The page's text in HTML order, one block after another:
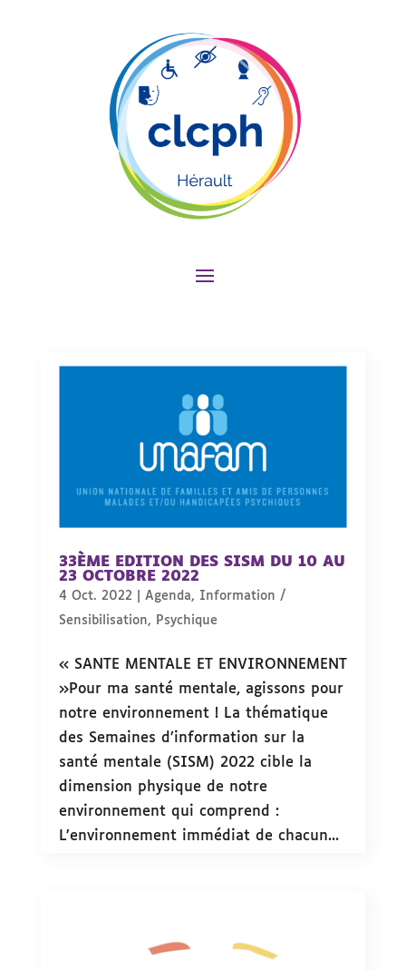
33ÈME EDITION DES SISM DU 10 AU
23 OCTOBRE 2022
4 Oct. 2022 Agenda, Information /
Sensibilisation, Psychique
« SANTE MENTALE ET ENVIRONNEMENT
»Pour ma santé mentale, agissons pour
notre environnement ! La thématique
des Semaines d’information sur la
santé mentale (SISM) 2022 cible la
dimension physique de notre
environnement qui comprend :
L’environnement immédiat de chacun...